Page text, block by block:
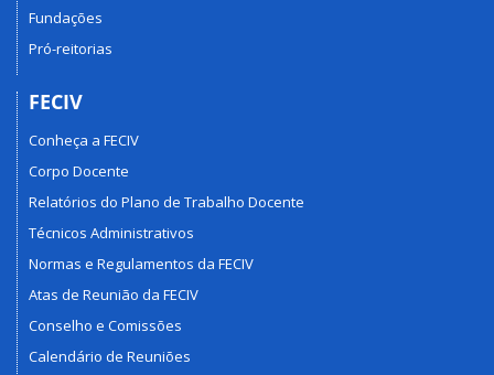
Fundações
Pró-reitorias
FECIV
Conheça a FECIV
Corpo Docente
Relatórios do Plano de Trabalho Docente
Técnicos Administrativos
Normas e Regulamentos da FECIV
Atas de Reunião da FECIV
Conselho e Comissões
Calendário de Reuniões